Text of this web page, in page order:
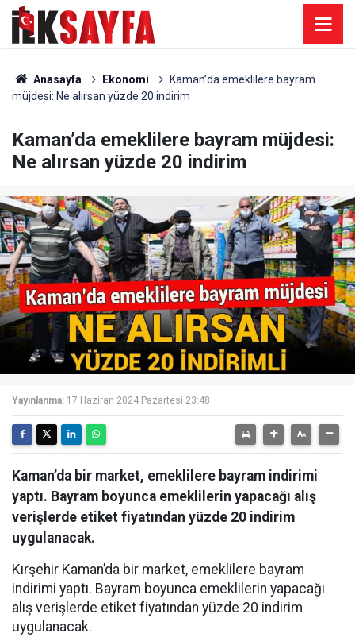
Anasayfa Ekonomi
Kaman’da emeklilere bayram
müjdesi: Ne alırsan yüzde 20 indirim
Kaman’da emeklilere bayram müjdesi:
Ne alırsan yüzde 20 indirim
Yayınlanma: 17 Haziran 2024 Pazartesi 23:48
Kaman’da bir market, emeklilere bayram indirimi
yaptı. Bayram boyunca emeklilerin yapacağı alış
verişlerde etiket fiyatından yüzde 20 indirim
uygulanacak.
Kırşehir Kaman’da bir market, emeklilere bayram
indirimi yaptı. Bayram boyunca emeklilerin yapacağı
alış verişlerde etiket fiyatından yüzde 20 indirim
uygulanacak.